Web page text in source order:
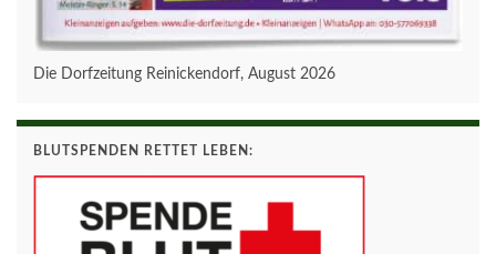
Die Dorfzeitung Reinickendorf, August 2026
BLUTSPENDEN RETTET LEBEN: